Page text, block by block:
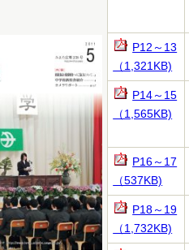
P12～13
（1,321KB)
P14～15
（1,565KB)
P16～17
（537KB)
P18～19
（1,732KB)